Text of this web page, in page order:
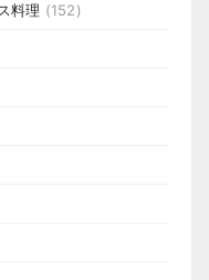
料理 (152)